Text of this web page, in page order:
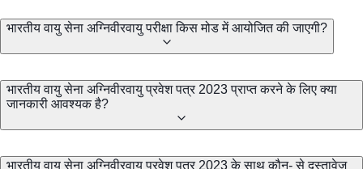
भारतीय वायु सेना अग्निवीरवायु परीक्षा किस मोड में आयोजित की जाएगी?
भारतीय वायु सेना अग्निवीरवायु प्रवेश पत्र 2023 प्राप्त करने के लिए क्या
जानकारी आवश्यक है?
भारतीय वायु सेना अग्निवीरवायु प्रवेश पत्र 2023 के साथ कौन- से दस्तावेज